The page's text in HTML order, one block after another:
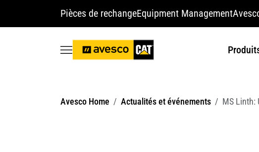
Pièces de rechangeEquipment Management
Avesco Home Actualités et événements MS Linth: